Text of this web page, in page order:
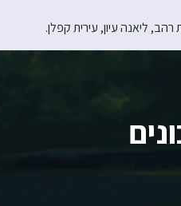
ליאנה עיון, עירית קפלן.